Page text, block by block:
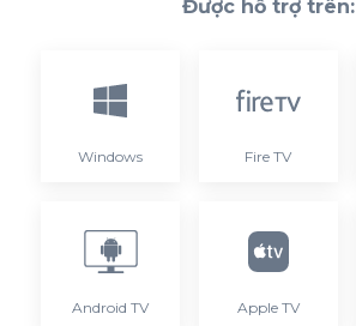
Được hỗ trợ trên:
Windows Fire TV
Android TV Apple TV